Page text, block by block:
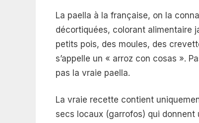
La paella à la française, on la
décortiquées, colorant alimentaire
petits pois, des moules, des
s’appelle un « arroz con cosas ».
pas la vraie paella.
La vraie recette contient
secs locaux (garrofos) qui